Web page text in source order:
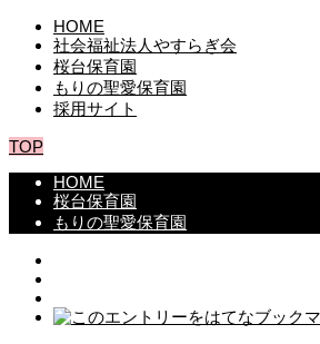
HOME
社会福祉法人やすらぎ会
桜台保育園
もりの聖愛保育園
採用サイト
TOP
HOME
桜台保育園
もりの聖愛保育園